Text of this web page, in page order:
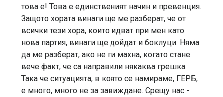
това е! Това е единственият начин и превенция.
Защото хората винаги ще ме разберат, че от
всички тези хора, които идват при мен като
нова партия, винаги ще дойдат и боклуци. Няма
да ме разберат, ако не ги махна, когато стане
вече факт, че са направили някаква грешка.
Така че ситуацията, в която се намираме, ГЕРБ,
е много, много не за завиждане. Срещу нас -